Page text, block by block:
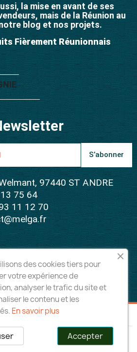

la mise en avant de ses
mais de la Réunion au
blog et nos projets.
Fièrement Réunionnais
S’abonner
97440 ST ANDRE
75 64
11 12 70
réservés à Melga
des cookies tiers pour
votre expérience de
analyser le trafic du site et
le contenu et les
En savoir plus
Accepter